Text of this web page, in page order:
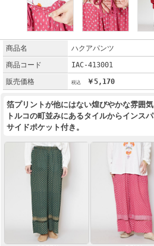
商品名
ハクアパンツ
商品コード
IAC-413001
販売価格
￥5,170
箔プリントが他にはない煌びやかな雰囲気
トルコの町並みにあるタイルからインス
サイドポケット付き。